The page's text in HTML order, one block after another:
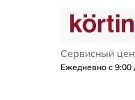
Сервисный
Ежедневно с 9:00